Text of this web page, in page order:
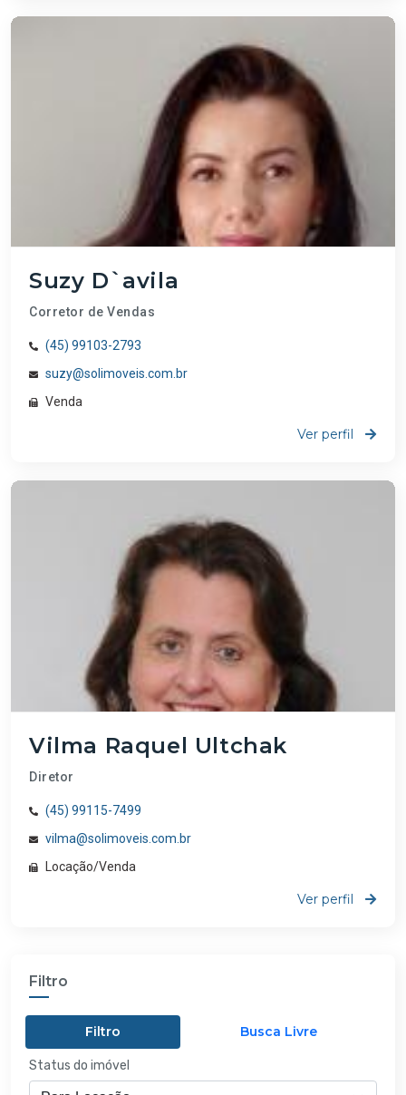
Suzy D`avila
Corretor de Vendas
(45) 99103-2793
suzy@solimoveis.com.br
Venda
Ver perfil
Vilma Raquel Ultchak
Diretor
(45) 99115-7499
vilma@solimoveis.com.br
Locação/Venda
Ver perfil
Filtro
Filtro Busca Livre
Status do imóvel